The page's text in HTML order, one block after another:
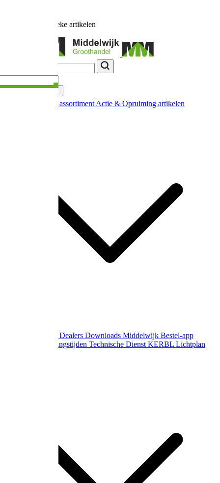
unieke artikelen
Nieuw in ons assortiment Actie & Opruiming artikelen
Dealers Downloads Middelwijk Bestel-app
Gewijzigde openingstijden Technische Dienst KERBL Lichtplan